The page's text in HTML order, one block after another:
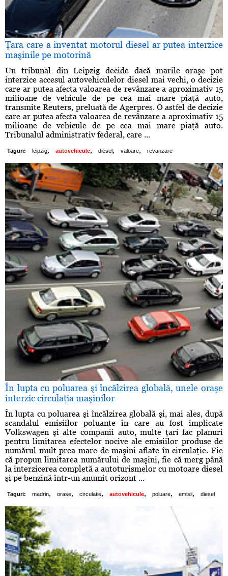
Ţara care a inventat motorul diesel ar putea interzice
maşinile pe motorină
Un tribunal din Leipzig decide dacă marile oraşe pot
interzice accesul autovehiculelor diesel mai vechi, o decizie
care ar putea afecta valoarea de revânzare a aproximativ 15
milioane de vehicule de pe cea mai mare piaţă auto,
transmite Reuters, preluată de Agerpres. O astfel de decizie
care ar putea afecta valoarea de revânzare a aproximativ 15
milioane de vehicule de pe cea mai mare piaţă auto.
Tribunalul administrativ federal, care ...
Taguri: leipzig, autovehicule, diesel , valoare, revanzare
În lupta cu poluarea şi încălzirea globală, unele oraşe
interzic circulaţia maşinilor
În lupta cu poluarea şi încălzirea globală şi, mai ales, după
scandalul emisiilor poluante în care au fost implicate
Volkswagen şi alte companii auto, multe ţari fac planuri
pentru limitarea efectelor nocive ale emisiilor produse de
numărul mult prea mare de maşini aflate în circulaţie. Fie
că propun limitarea numărului de maşini, fie că merg până
la interzicerea completă a autoturismelor cu motoare diesel
şi pe benzină într-un anumit orizont ...
Taguri: madrin, orase, circulatie, autovehicule, poluare, emisii, diesel